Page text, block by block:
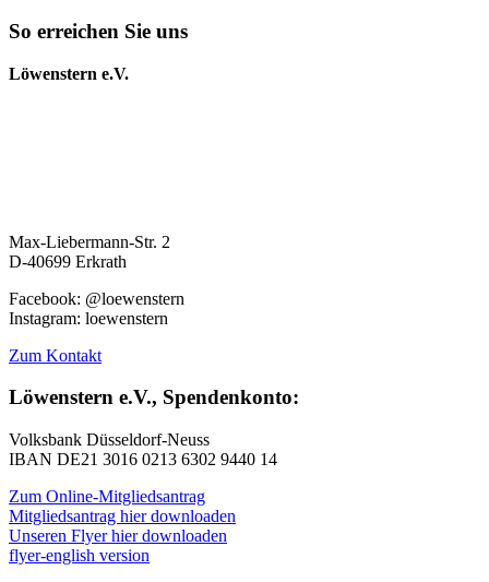
So erreichen Sie uns
Löwenstern e.V.
Max-Liebermann-Str. 2
D-40699 Erkrath
Facebook: @loewenstern
Instagram: loewenstern
Zum Kontakt
Löwenstern e.V., Spendenkonto:
Volksbank Düsseldorf-Neuss
IBAN DE21 3016 0213 6302 9440 14
Zum Online-Mitgliedsantrag
Mitgliedsantrag hier downloaden
Unseren Flyer hier downloaden
flyer-english version